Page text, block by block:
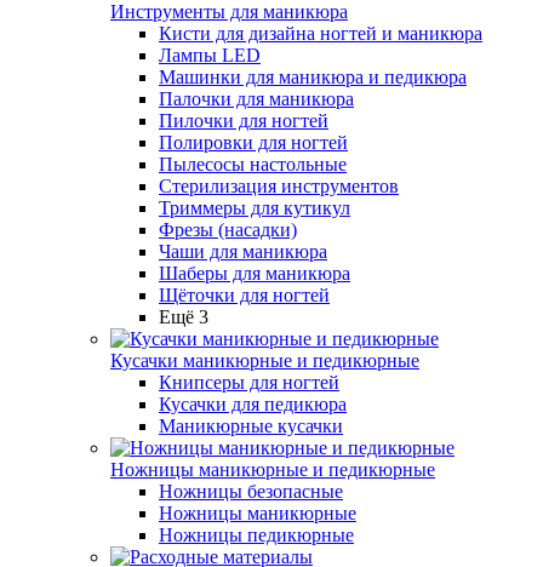
Инструменты для маникюра
Кисти для дизайна ногтей и маникюра
Лампы LED
Машинки для маникюра и педикюра
Палочки для маникюра
Пилочки для ногтей
Полировки для ногтей
Пылесосы настольные
Стерилизация инструментов
Триммеры для кутикул
Фрезы (насадки)
Чаши для маникюра
Шаберы для маникюра
Щёточки для ногтей
Ещё 3
Кусачки маникюрные и педикюрные
Книпсеры для ногтей
Кусачки для педикюра
Маникюрные кусачки
Ножницы маникюрные и педикюрные
Ножницы безопасные
Ножницы маникюрные
Ножницы педикюрные